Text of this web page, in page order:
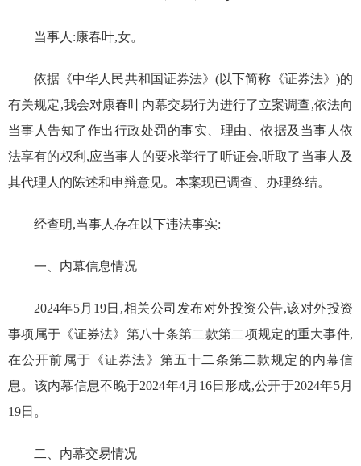
当事人:康春叶,女。
依据《中华人民共和国证券法》(以下简称《证券法》)的
有关规定,我会对康春叶内幕交易行为进行了立案调查,依法向
当事人告知了作出行政处罚的事实、理由、依据及当事人依
法享有的权利,应当事人的要求举行了听证会,听取了当事人及
其代理人的陈述和申辩意见。本案现已调查、办理终结。
经查明,当事人存在以下违法事实:
一、 内幕信息情况
2024年5月 19日 ,相关公司发布对外投资公告,该对外投资
事项 属于 《证券法》 第八十条第二款第二项规定的重大事件,
在公开前 属于 《证券法》 第五十二条第二款规定的内幕信
息。 该内幕信息不晚于2024年4月 16日形成,公开于2024年5月
19日 。
二、 内幕交易情况